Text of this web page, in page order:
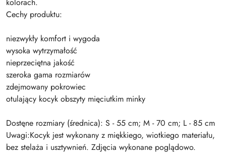
kolorach.
Cechy produktu:
niezwykły komfort i wygoda
wysoka wytrzymałość
nieprzeciętna jakość
szeroka gama rozmiarów
zdejmowany pokrowiec
otulający kocyk obszyty mięciutkim minky
Dostęne rozmiary (średnica): S - 55 cm; M - 70 cm; L - 85 cm
Uwagi:Kocyk jest wykonany z miękkiego, wiotkiego materiału,
bez stelaża i usztywnień. Zdjęcia wykonane poglądowo.